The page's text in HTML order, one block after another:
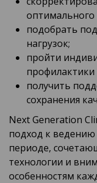
оптимального
подобрать
нагрузок;
пройти
получить
сохранения
Next Generation
подход к
периоде,
технологии и
особенностям